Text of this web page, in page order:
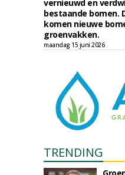
vernieuwd en
bestaande bomen.
komen nieuwe
groenvakken.
maandag 15 juni 2026
TRENDING